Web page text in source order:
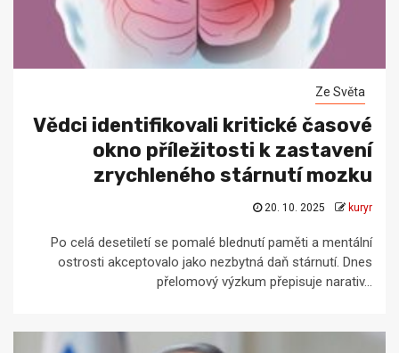
Ze Světa
Vědci identifikovali kritické časové
okno příležitosti k zastavení
zrychleného stárnutí mozku
20. 10. 2025 kuryr
Po celá desetiletí se pomalé blednutí paměti a mentální
ostrosti akceptovalo jako nezbytná daň stárnutí. Dnes
přelomový výzkum přepisuje narativ...